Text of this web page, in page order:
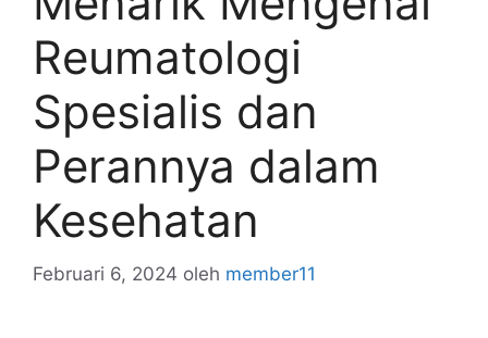
Reumatologi
Spesialis dan
Perannya dalam
Kesehatan
Februari 6, 2024 oleh member11